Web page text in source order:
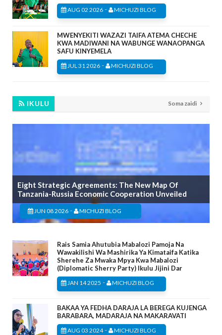
AUG 02 2026 - MICHUZI BLOG
MWENYEKITI WAZAZI TAIFA ATEMA CHECHE
KWA MADIWANI NA WABUNGE WANAOPANGA
SAFU KINYEMELA
JUL 31 2026 - MICHUZI BLOG
IKULU Soma zaidi
Eight Strategic Agreements: The New Map Of
Tanzania-Russia Economic Cooperation Unveiled
JUN 08 2026 - MICHUZI BLOG
Rais Samia Ahutubia Mabalozi Pamoja Na
Wawakilishi Wa Mashirika Ya Kimataifa Katika
Sherehe Za Mwaka Mpya Kwa Mabalozi
(Diplomatic Sherry Party) Ikulu Jijini Dar
JAN 14 2025 - MICHUZI BLOG
BAKAA YA FEDHA DARAJA LA BEREGA KUJENGA
BARABARA, MADARAJA NA MAKARAVATI
AUG 03 2024- MICHUZI BLOG